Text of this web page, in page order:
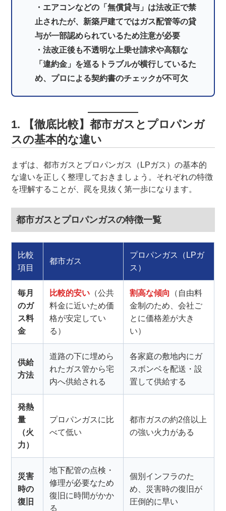
エアコンなどの「無償貸与」は法改正で禁
止されたが、新築戸建てではガス配管等の貸
与が一部認められているため注意が必要
法改正後も不透明な上乗せ請求や高額な
「違約金」を巡るトラブルが横行しているた
め、プロによる契約書のチェックが不可欠
1. 【徹底比較】都市ガスとプロパンガ
スの基本的な違い
まずは、都市ガスとプロパンガス（LPガス）の基本的
な違いを正しく整理しておきましょう。それぞれの特徴
を理解することが、罠を見抜く第一歩になります。
都市ガスとプロパンガスの特徴一覧
比較
項目
都市ガス
プロパンガス（LPガ
ス）
毎月
のガ
ス料
金
比較的安い （公共
料金に近いため価
格が安定してい
る）
割高な傾向
（自由料
金制のため、会社ご
とに価格差が大き
い）
供給
方法
道路の下に埋めら
れたガス管から宅
内へ供給される
各家庭の敷地内にガ
スボンベを配送・設
置して供給する
発熱
量
（火
力）
プロパンガスに比
べて低い
都市ガスの約2倍以上
の強い火力がある
災害
時の
復旧
地下配管の点検・
修理が必要なため
復旧に時間がかか
る
個別インフラのた
め、災害時の復旧が
圧倒的に早い